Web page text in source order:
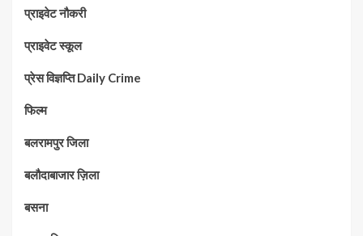
प्राइवेट नौकरी
प्राइवेट स्कूल
प्रेस विज्ञप्ति Daily Crime
फिल्म
बलरामपुर जिला
बलौदाबाजार ज़िला
बसना